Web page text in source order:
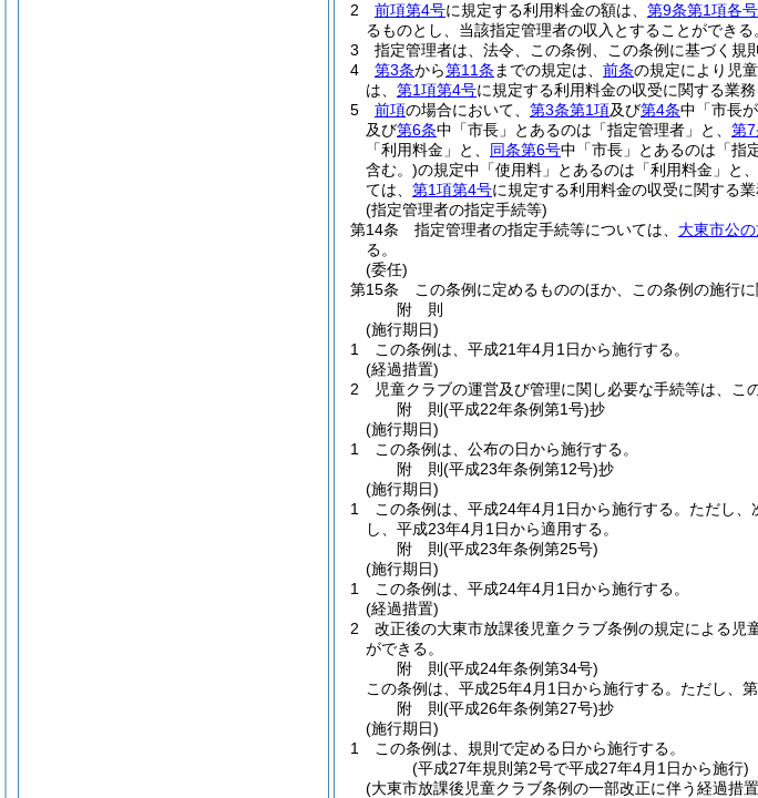
2
前項第4号に規定する利用料金の額は、 第9条第1項各号
るものとし、当該指定管理者の収入とすることができる
3
指定管理者は、法令、この条例、この条例に基づく規
4
第3条から第11条 までの規定は、 前条の規定により児
は、 第1項第4号に規定する利用料金の収受に関する業
5
前項の場合において、 第3条第1項及び第4条中「市長
及び第6条中「市長」とあるのは「指定管理者」と、 第
「利用料金」と、 同条第6号中「市長」とあるのは「指
含む。)の規定中「使用料」とあるのは「利用料金」と
ては、 第1項第4号に規定する利用料金の収受に関する
(指定管理者の指定手続等)
第14条
指定管理者の指定手続等については、 大東市公
る。
(委任)
第15条
この条例に定めるもののほか、この条例の施行
附 則
(施行期日)
1
この条例は、平成21年4月1日から施行する。
(経過措置)
2
児童クラブの運営及び管理に関し必要な手続等は、こ
附 則(平成22年条例第1号)抄
(施行期日)
1
この条例は、公布の日から施行する。
附 則(平成23年条例第12号)抄
(施行期日)
1
この条例は、平成24年4月1日から施行する。 ただし、
し、平成23年4月1日から適用する。
附 則(平成23年条例第25号)
(施行期日)
1
この条例は、平成24年4月1日から施行する。
(経過措置)
2
改正後の大東市放課後児童クラブ条例の規定による児
ができる。
附 則(平成24年条例第34号)
この条例は、平成25年4月1日から施行する。 ただし、
附 則(平成26年条例第27号)抄
(施行期日)
1
この条例は、規則で定める日から施行する。
(平成27年規則第2号で平成27年4月1日から施行)
(大東市放課後児童クラブ条例の一部改正に伴う経過措